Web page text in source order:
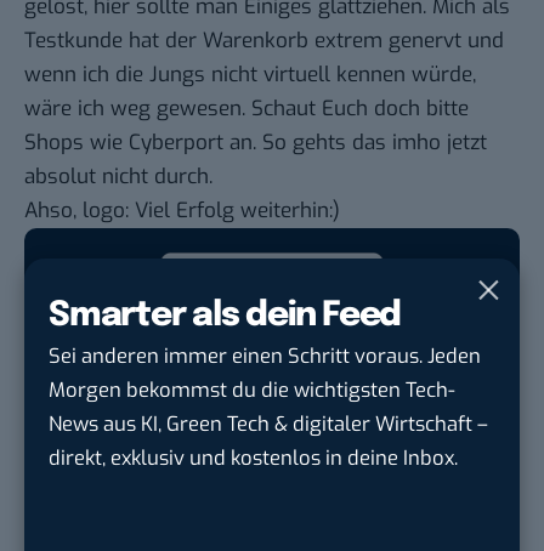
Smarter als dein Feed
Sei anderen immer einen Schritt voraus. Jeden
Morgen bekommst du die wichtigsten Tech-
News aus KI, Green Tech & digitaler Wirtschaft –
direkt, exklusiv und kostenlos in deine Inbox.
gelöst, hier sollte man Einiges glattziehen. Mich als
Testkunde hat der Warenkorb extrem genervt und
wenn ich die Jungs nicht virtuell kennen würde,
wäre ich weg gewesen. Schaut Euch doch bitte
Shops wie Cyberport an. So gehts das imho jetzt
absolut nicht durch.
Ahso, logo: Viel Erfolg weiterhin:)
Google lässt dich jetzt selbst bestimmen,
welche Quellen du in der Suche häufiger
siehst. Mit zwei schnellen Klicks kannst du
BASIC thinking kostenlos als bevorzugte
Quelle hinzufügen und damit unabhängigen